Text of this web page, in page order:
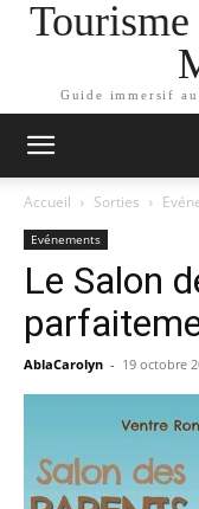
Guide immersif
Accueil Sorties
Evénements
Le Salon
AblaCarolyn - 19 octobre